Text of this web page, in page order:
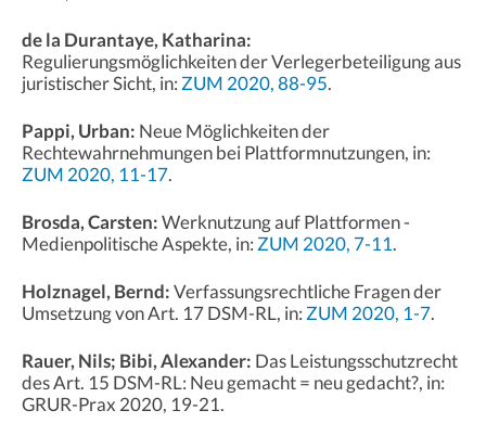
de la Durantaye, Katharina:
Regulierungsmöglichkeiten der Verlegerbeteiligung aus
juristischer Sicht, in:ZUM 2020, 88-95.
Pappi, Urban: Neue Möglichkeiten der
Rechtewahrnehmungen bei Plattformnutzungen, in:
ZUM 2020, 11-17.
Brosda, Carsten:Werknutzung auf Plattformen -
Medienpolitische Aspekte, in:ZUM 2020, 7-11.
Holznagel, Bernd:Verfassungsrechtliche Fragen der
Umsetzung von Art. 17 DSM-RL, in:ZUM 2020, 1-7.
Rauer, Nils; Bibi, Alexander: Das Leistungsschutzrecht
des Art. 15 DSM-RL: Neu gemacht = neu gedacht?, in:
GRUR-Prax 2020, 19-21.